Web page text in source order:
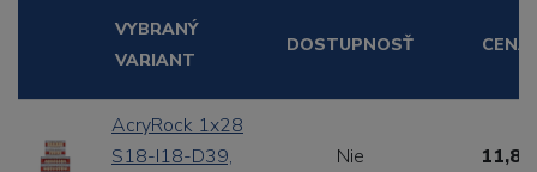
VYBRANÝ
VARIANT
DOSTUPNOSŤ CENA
AcryRock 1x28
S18-I18-D39,
Nie